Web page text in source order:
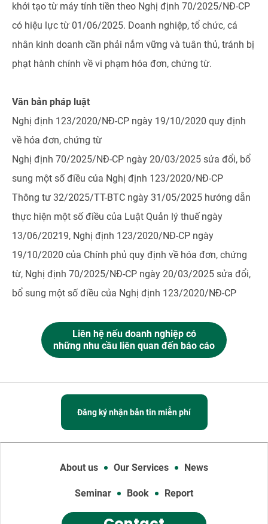
khởi tạo từ máy tính tiền theo Nghị định 70/2025/NĐ-CP
có hiệu lực từ 01/06/2025. Doanh nghiệp, tổ chức, cá
nhân kinh doanh cần phải nắm vững và tuân thủ, tránh bị
phạt hành chính về vi phạm hóa đơn, chứng từ.
Văn bản pháp luật
Nghị định 123/2020/NĐ-CP ngày 19/10/2020 quy định
về hóa đơn, chứng từ
Nghị định 70/2025/NĐ-CP ngày 20/03/2025 sửa đổi, bổ
sung một số điều của Nghị định 123/2020/NĐ-CP
Thông tư 32/2025/TT-BTC ngày 31/05/2025 hướng dẫn
thực hiện một số điều của Luật Quản lý thuế ngày
13/06/20219, Nghị định 123/2020/NĐ-CP ngày
19/10/2020 của Chính phủ quy định về hóa đơn, chứng
từ, Nghị định 70/2025/NĐ-CP ngày 20/03/2025 sửa đổi,
bổ sung một số điều của Nghị định 123/2020/NĐ-CP
Liên hệ nếu doanh nghiệp có
những nhu cầu liên quan đến báo cáo
Đăng ký nhận bản tin miễn phí
About us Our Services News
Seminar Book Report